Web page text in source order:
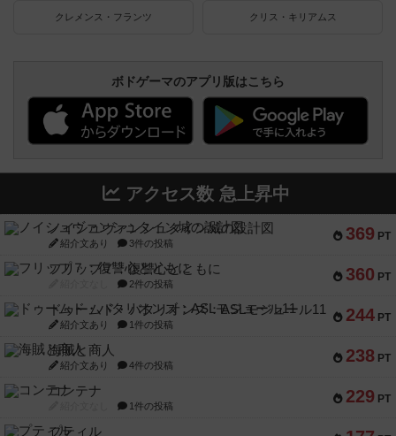
クレメンス・フランツ クリス・キリアムス
ボドゲーマのアプリ版はこちら
アクセス数 急上昇中
369 PT
ノイシュヴァンシュタイン城の設計図
紹介文あり 3件の投稿
360 PT
フリップ７：復讐心とともに
2件の投稿
244 PT
ドゥームド・バタリオンズ：ASLモジュール11
紹介文あり 1件の投稿
238 PT
海賊と商人
紹介文あり 4件の投稿
229 PT
コンテナ
1件の投稿
プティル